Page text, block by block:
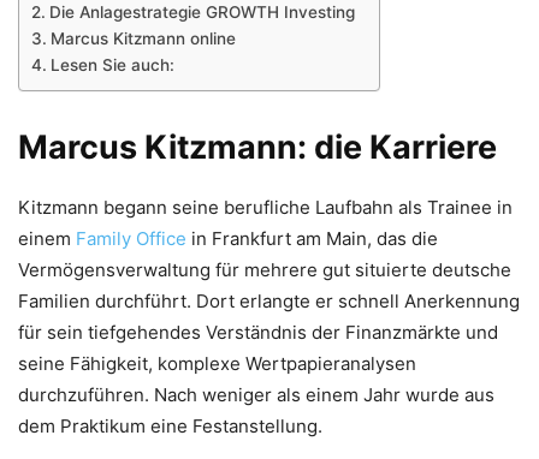
Die Anlagestrategie GROWTH Investing
Marcus Kitzmann online
Lesen Sie auch:
Marcus Kitzmann: die Karriere
Kitzmann begann seine berufliche Laufbahn als Trainee in
einem Family Office in Frankfurt am Main, das die
Vermögensverwaltung für mehrere gut situierte deutsche
Familien durchführt. Dort erlangte er schnell Anerkennung
für sein tiefgehendes Verständnis der Finanzmärkte und
seine Fähigkeit, komplexe Wertpapieranalysen
durchzuführen. Nach weniger als einem Jahr wurde aus
dem Praktikum eine Festanstellung.